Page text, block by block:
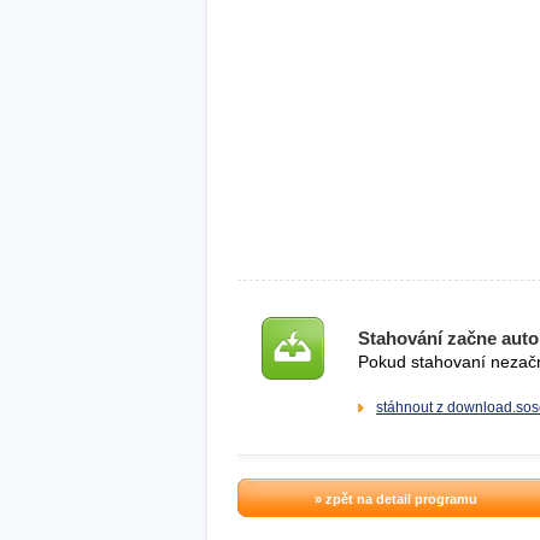
Stahování začne
Pokud stahovaní
stáhnout z
» zpět na detail programu